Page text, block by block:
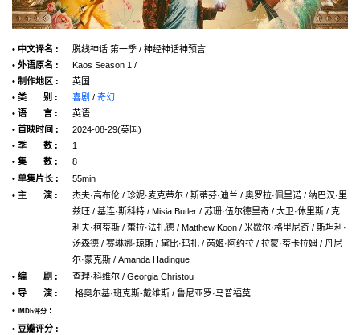
• 中文译名 :
脱线神话 第一季 / 神经神话神预言
• 外语原名 :
Kaos Season 1 /
• 制作地区 :
英国
• 类 别 :
喜剧 / 奇幻
• 语 言 :
英语
• 首映时间 :
2024-08-29(英国)
• 季 数 :
1
• 集 数 :
8
• 单集片长 :
55min
• 主 演 :
杰夫·高布伦 / 珍妮·麦克蒂尔 / 斯蒂芬·迪兰 / 奥罗拉·佩里诺 / 纳巴汉·里
兹旺 / 基连·斯科特 / Misia Butler / 苏珊·伍尔德里奇 / 大卫·休里斯 / 克
利夫·柯蒂斯 / 蕾拉·法扎德 / Matthew Koon / 米歇尔·格里尼奇 / 斯坦利·
汤森德 / 赛琳娜·琼斯 / 黛比·玛扎 / 芮姬·阿约拉 / 拉蒙·蒂卡拉姆 / 丹尼
尔·蒙克斯 / Amanda Hadingue
• 编 剧 :
查理·科维尔 / Georgia Christou
• 导 演 :
格奥尔基·班克斯-戴维斯 / 鲁尼亚罗·马普福莫
•
IMDb评分 :
• 豆瓣评分 :